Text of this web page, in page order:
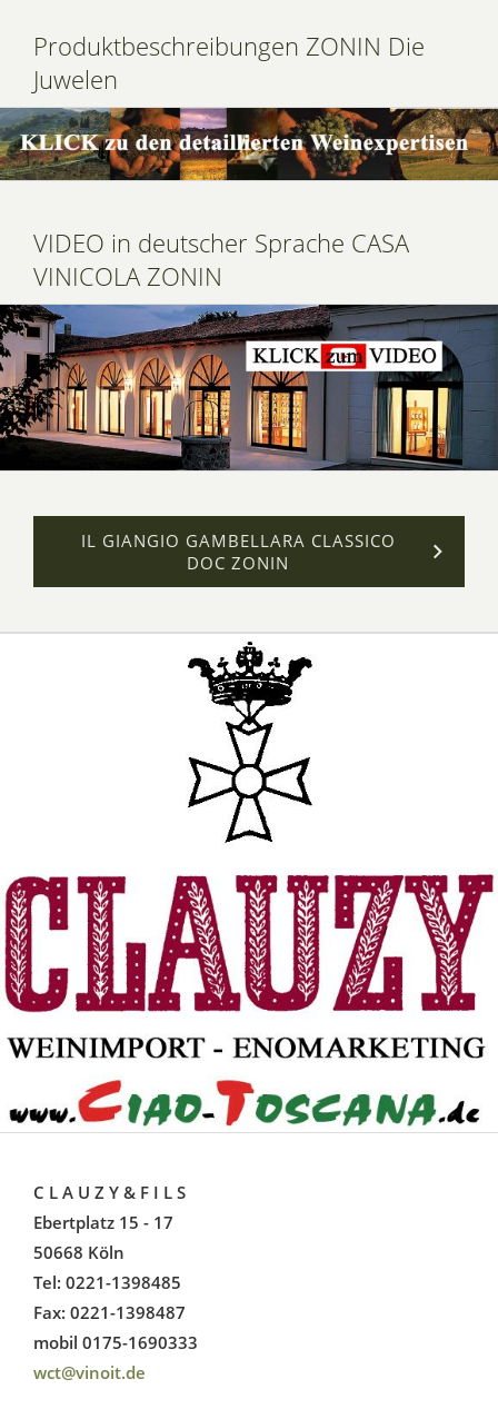
Produktbeschreibungen ZONIN Die
Juwelen
VIDEO in deutscher Sprache CASA
VINICOLA ZONIN
IL GIANGIO GAMBELLARA CLASSICO
DOC ZONIN
C L A U Z Y & F I L S
Ebertplatz 15 - 17
50668 Köln
Tel: 0221-1398485
Fax: 0221-1398487
mobil 0175-1690333
wct@vinoit.de